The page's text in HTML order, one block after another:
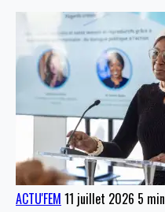
ACTU'FEM 11 juillet 2026 5